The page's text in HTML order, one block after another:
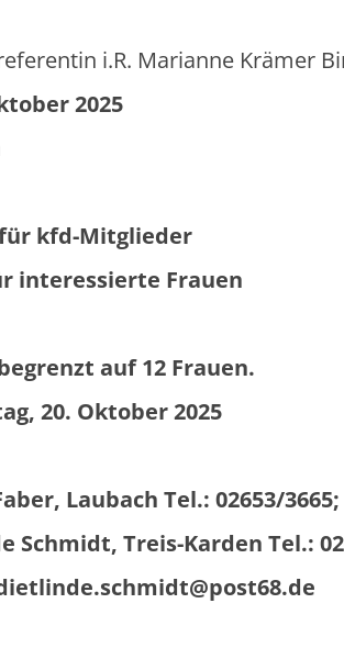
i.R. Marianne Krämer
2025
kfd-Mitglieder
Frauen
auf 12 Frauen.
20. Oktober 2025
Laubach Tel.: 02653/
Treis-Karden Tel.: